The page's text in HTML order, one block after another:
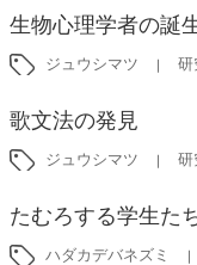
生物心理学者の誕
ジュウシマツ 研
歌文法の発見
ジュウシマツ 研
たむろする学生た
ハダカデバネズミ